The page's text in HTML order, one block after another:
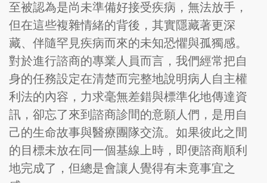
至被認為是尚未準備好接受疾病，無法放手，
但在這些複雜情緒的背後，其實隱藏著更深
藏、伴隨罕見疾病而來的未知恐懼與孤獨感。
對於進行諮商的專業人員而言，我們經常把自
身的任務設定在清楚而完整地說明病人自主權
利法的內容，力求毫無差錯與標準化地傳達資
訊，卻忘了來到諮商診間的意願人們，是用自
己的生命故事與醫療團隊交流。如果彼此之間
的目標未放在同一個基線上時，即便諮商順利
地完成了，但總是會讓人覺得有未竟事宜之